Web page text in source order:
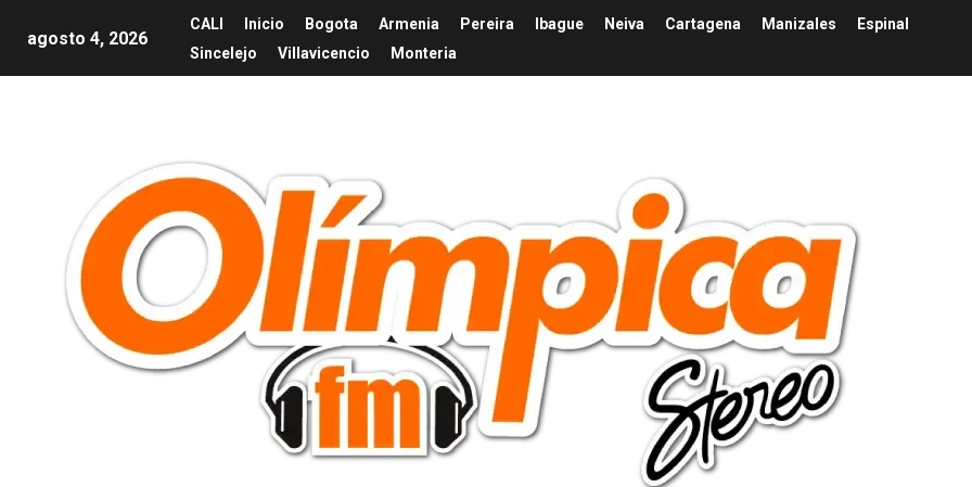
agosto 4, 2026
CALI Inicio Bogota Armenia Pereira Ibague Neiva Cartagena Manizales
Espinal
Sincelejo
Villavicencio Monteria